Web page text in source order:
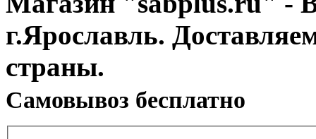
г.Ярославль.
страны.
Cамовывоз бесплатно